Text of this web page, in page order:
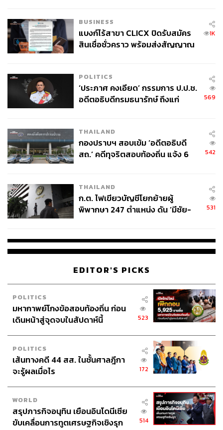
TDRI ห่วงกระทบความเชื่อมั่นของนักท่องเที่ยว
เมื่อพิจารณากลับมายังประเทศไทย AOT เป็นทั้งรัฐวิสาหกิจ
(กระทรวงการคลังถือหุ้น 70%) และบริษัทจดทะเบียน อาจ
แรงจูงใจที่ต่างกันระหว่างการสร้างผลตอบแทนให้แก่ผู้ถือหุ้น
หรือการกำหนดค่าธรรมเนียมที่เหมาะสมต่อผู้ใช้บริการ
ฟังความคิดเห็นจากผู้มีส่วนได้ส่วนเสียตามมติประชุมคณะ
กรรมการการบินพลเรือน ครั้งที่ 3/2568 แล้ว แต่ยังไม่ปรากฏ
การเปิดเผยรายละเอียดของการปรับครั้งนี้ต่อสาธารณะ ซึ่ง
นอกจากนี้ หากในอนาคตมีผู้ประกอบการเอกชนรายอื่น
ก็จำเป็นต้องมีหลักเกณฑ์และกลไกการพิจารณาที่ชัดเจน
“การปรับขึ้นค่า PSC ครั้งนี้ เมื่อเทียบกับแนวปฏิบัติในต่าง
ประเทศ ยังมีข้อจำกัดของการเปิดเผยข้อมูลต่อสาธารณะ ซึ่ง
ทำให้เหตุผลของการปรับอัตรายังไม่ชัดเจนเพียงพอต่อผู้ใช้
บริการ และสุดท้ายอาจส่งผลต่อความน่าเชื่อถือของการ
กำกับดูแลในอนาคต ดังนั้น หากการกำกับดูแลไม่โปร่งใส
ผลกระทบที่เกิดขึ้นย่อมส่งผลต่อทั้งนักท่องเที่ยวต่างชาติและ
ประชาชนภายในประเทศอย่างแน่นอน” ดร.สุเมธ องกิตติกุล
และกิตติยา ยิษฐาณิชกุล ทีมวิจัยนโยบายด้านการขนส่งและ
โลจิสติกส์ สถาบันวิจัยเพื่อการพัฒนาประเทศไทย (TDRI)
กล่าว
BUSINESS
แบงก์ไร้สาขา CLICX ปิดรับสมัคร
สินเชื่อชั่วคราว พร้อมส่งสัญญาณ
1K
POLITICS
‘ประภาศ คงเอียด’ กรรมการ ป.ป.ช.
อดีตอธิบดีกรมธนารักษ์ ถึงแก่
569
THAILAND
กองปราบฯ สอบเข้ม ‘อดีตอธิบดี
สถ.’ คดีทุจริตสอบท้องถิ่น แจ้ง 6
542
THAILAND
ก.ต. ไฟเขียวบัญชีโยกย้ายผู้
พิพากษา 247 ตำแหน่ง ดัน ‘มีชัย-
531
EDITOR'S PICKS
POLITICS
มหากาพย์โกงข้อสอบท้องถิ่น ก่อน
เดินหน้าสู่จุดจบในสัปดาห์นี้
523
POLITICS
เส้นทางคดี 44 สส. ในชั้นศาลฎีกา
จะรู้ผลเมื่อไร
172
WORLD
สรุปภารกิจอนุทิน เยือนอินโดนีเซีย
ขับเคลื่อนการทูตเศรษฐกิจเชิงรุก
514